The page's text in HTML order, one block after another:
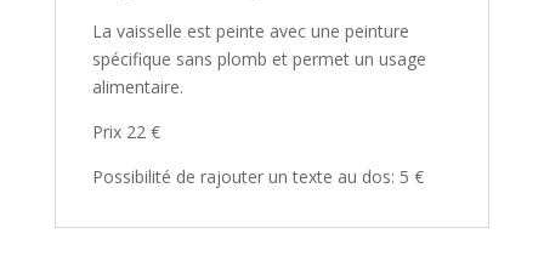
La vaisselle est peinte avec une peinture
spécifique sans plomb et permet un usage
alimentaire.
Prix 22 €
Possibilité de rajouter un texte au dos: 5 €